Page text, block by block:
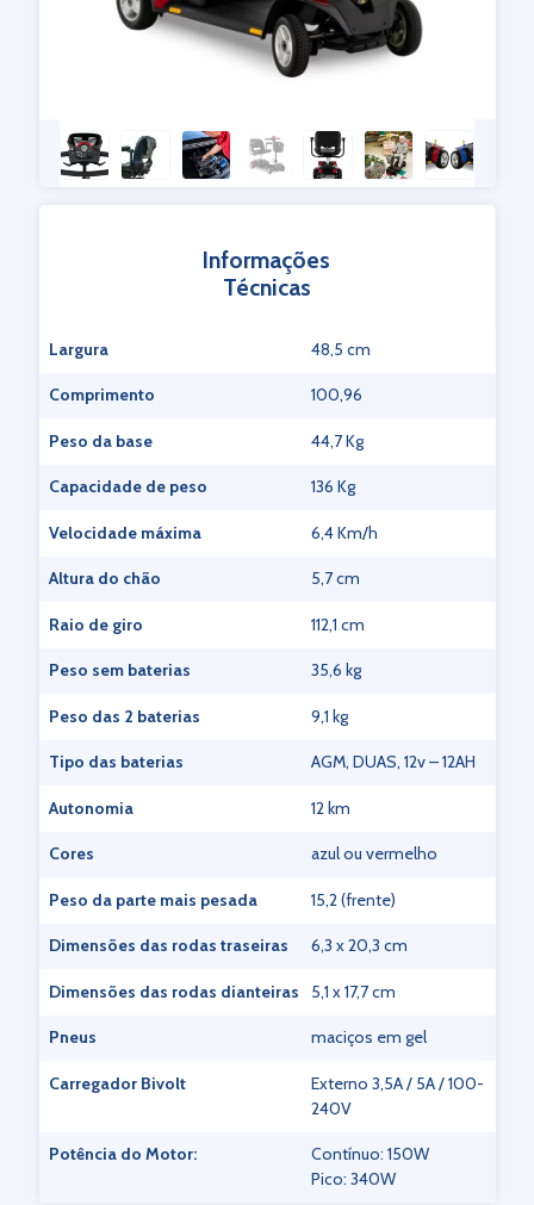
Informações
Técnicas
Largura 48,5 cm
Comprimento 100,96
Peso da base 44,7 Kg
Capacidade de peso 136 Kg
Velocidade máxima 6,4 Km/h
Altura do chão 5,7 cm
Raio de giro 112,1 cm
Peso sem baterias 35,6 kg
Peso das 2 baterias 9,1 kg
Tipo das baterias AGM, DUAS, 12v – 12AH
Autonomia 12 km
Cores azul ou vermelho
Peso da parte mais pesada 15,2 (frente)
Dimensões das rodas traseiras 6,3 x 20,3 cm
Dimensões das rodas dianteiras 5,1 x 17,7 cm
Pneus maciços em gel
Carregador Bivolt
Externo 3,5A / 5A / 100-
240V
Potência do Motor:
Contínuo: 150W
Pico: 340W